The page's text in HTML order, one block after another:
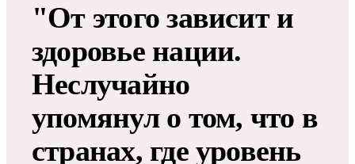
"От этого зависит и
здоровье нации.
Неслучайно
упомянул о том, что в
странах, где уровень